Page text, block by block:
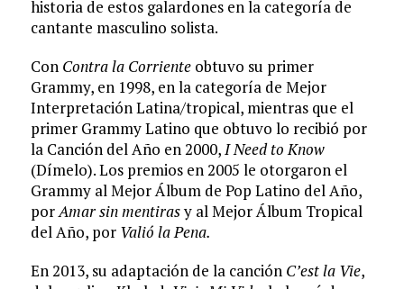
historia de estos galardones en la categoría de
cantante masculino solista.
Con Contra la Corrienteobtuvo su primer
Grammy, en 1998, en la categoría de Mejor
Interpretación Latina/tropical, mientras que el
primer Grammy Latino que obtuvo lo recibió por
la Canción del Año en 2000,I Need to Know
(Dímelo). Los premios en 2005 le otorgaron el
Grammy al Mejor Álbum de Pop Latino del Año,
porAmar sin mentirasy al Mejor Álbum Tropical
del Año, por Valió la Pena.
En 2013, su adaptación de la canción C’est la Vie,